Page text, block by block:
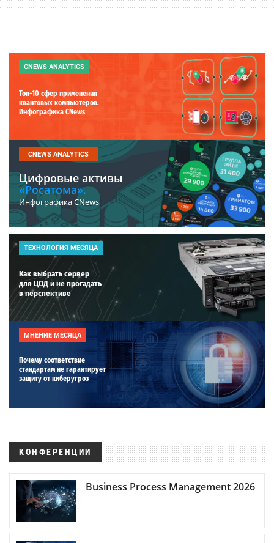
CNEWS ANALYTICS
Топ-10 сфер применения
квантовых компьютеров.
Инфографика CNews
CNEWS ANALYTICS
Цифровые активы
«Росатома».
Инфографика CNews
ТЕХНОЛОГИЯ МЕСЯЦА
Как выбрать сервер
для ЦОД и не прогадать
в перспективе
МНЕНИЕ МЕСЯЦА
Почему соответствие
стандартам не гарантирует
защиту от киберугроз
КОНФЕРЕНЦИИ
Business Process Management 2026